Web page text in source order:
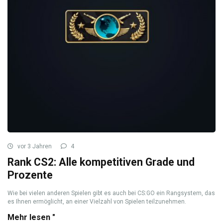
vor 3 Jahren 4
Rank CS2: Alle kompetitiven Grade und
Prozente
Wie bei vielen anderen Spielen gibt es auch bei CS:GO ein Rangsystem, das
es Ihnen ermöglicht, an einer Vielzahl von Spielen teilzunehmen.
Mehr lesen "